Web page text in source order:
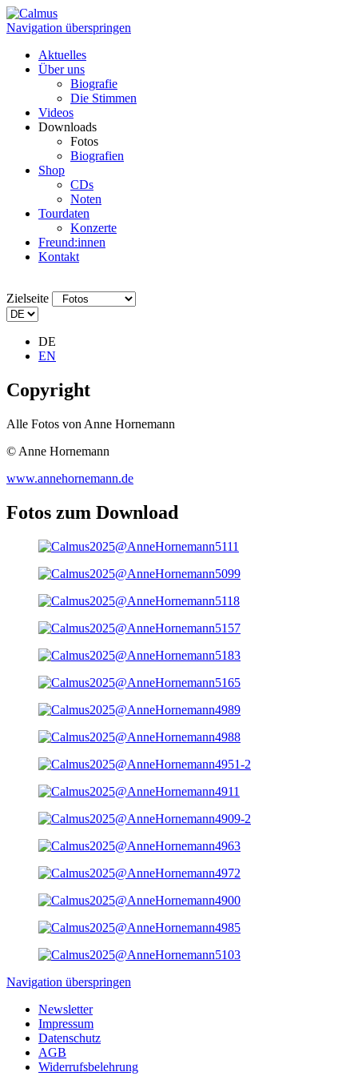
Navigation überspringen
Aktuelles
Über uns
Biografie
Die Stimmen
Videos
Downloads
Fotos
Biografien
Shop
CDs
Noten
Tourdaten
Konzerte
Freund:innen
Kontakt
Zielseite
DE
EN
Copyright
Alle Fotos von Anne Hornemann
© Anne Hornemann
www.annehornemann.de
Fotos zum Download
Navigation überspringen
Newsletter
Impressum
Datenschutz
AGB
Widerrufsbelehrung